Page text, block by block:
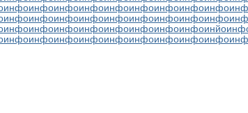
инфоинфоинфоинфоинфоинфоинфоинфоинфо
инфоинфоинфоинфоинфоинфоинфоинфоинфо
инфоинфоинфоинфоинфоинфоинфоинфоинйо
инфоинфоинфоинфоинфоинфоинфоинфоинфо